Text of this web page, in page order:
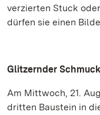
verzierten Stuck
dürfen sie einen
Glitzernder
Am Mittwoch, 21.
dritten Baustein in